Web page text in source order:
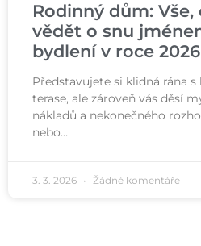
Rodinný dům:
vědět o snu
bydlení v roce 2026
Představujete si klidná rána
terase, ale zároveň vás děsí
nákladů a nekonečného
nebo…
3. 3. 2026 Žádné komentáře